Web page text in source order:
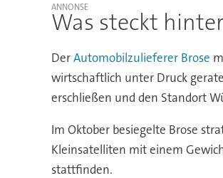
Was steckt
DerAutomobilzulieferer Brose
wirtschaftlich unter Druck
erschließen und den Standort
Im Oktober besiegelte Brose
Kleinsatelliten mit einem
stattfinden.